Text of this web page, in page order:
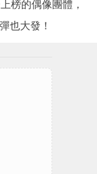
榜的偶像團體，
也大發！